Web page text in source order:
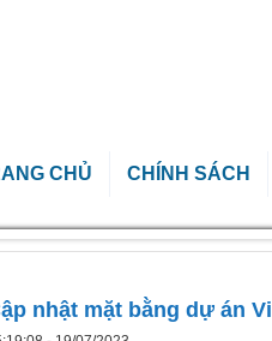
CHỦ CHÍNH SÁCH
nhật mặt bằng dự án